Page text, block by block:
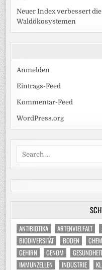
Neuer Index verbessert
Waldökosystemen
Anmelden
Eintrags-Feed
Kommentar-Feed
WordPress.org
Search
ANTIBIOTIKA ARTENVIELFALT
BIODIVERSITÄT
BODEN
GEHIRN
GENOM GESUNDHEIT
IMMUNZELLEN
INDUSTRIE